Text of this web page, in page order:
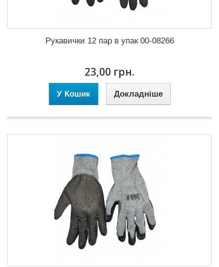
Рукавички 12 пар в упак 00-08266
23,00 грн.
У Кошик Докладніше